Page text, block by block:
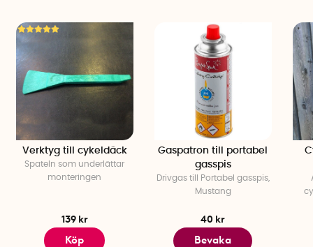
Verktyg till cykeldäck
Spateln som underlättar
monteringen
139 kr
Köp
Gaspatron till portabel
gasspis
Drivgas till Portabel gasspis,
Mustang
40 kr
Bevaka